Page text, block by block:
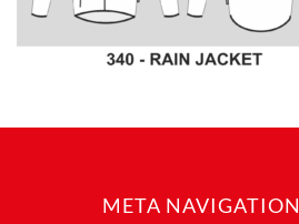
META NAVIGATION